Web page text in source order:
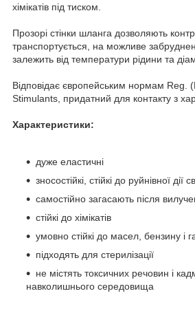
хімікатів під тиском.
Прозорі стінки шланга дозволяють
транспортується, на можливе
залежить від температури рідини та
Відповідає європейським нормам Reg.
Stimulants, придатний для контакту з
Характеристики:
дуже еластичні
зносостійкі, стійкі до руйнівної дії
самостійно загасають після
стійкі до хімікатів
умовно стійкі до масел, бензину і
підходять для стерилізації
не містять токсичних речовин і
навколишнього середовища